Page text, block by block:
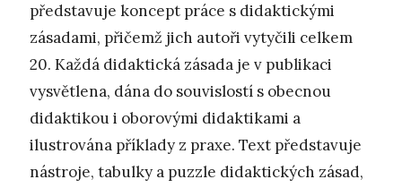
představuje koncept práce s didaktickými
zásadami, přičemž jich autoři vytyčili celkem
20. Každá didaktická zásada je v publikaci
vysvětlena, dána do souvislostí s obecnou
didaktikou i oborovými didaktikami a
ilustrována příklady z praxe. Text představuje
nástroje, tabulky a puzzle didaktických zásad,